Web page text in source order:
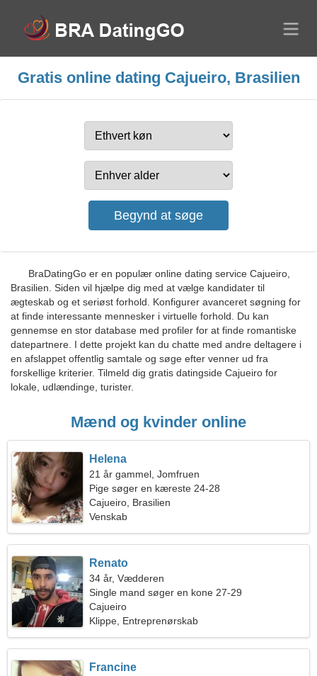
Gratis online dating Cajueiro, Brasilien
BraDatingGo er en populær online dating service Cajueiro,
Brasilien. Siden vil hjælpe dig med at vælge kandidater til
ægteskab og et seriøst forhold. Konfigurer avanceret søgning for
at finde interessante mennesker i virtuelle forhold. Du kan
gennemse en stor database med profiler for at finde romantiske
datepartnere. I dette projekt kan du chatte med andre deltagere i
en afslappet offentlig samtale og søge efter venner ud fra
forskellige kriterier. Tilmeld dig gratis datingside Cajueiro for
lokale, udlændinge, turister.
Mænd og kvinder online
Helena
21 år gammel, Jomfruen
Pige søger en kæreste 24-28
Cajueiro, Brasilien
Venskab
Renato
34 år, Vædderen
Single mand søger en kone 27-29
Cajueiro
Klippe, Entreprenørskab
Francine